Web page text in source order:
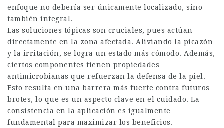
enfoque no debería ser únicamente localizado, sino
también integral.
Las soluciones tópicas son cruciales, pues actúan
directamente en la zona afectada. Aliviando la picazón
y la irritación, se logra un estado más cómodo. Además,
ciertos componentes tienen propiedades
antimicrobianas que refuerzan la defensa de la piel.
Esto resulta en una barrera más fuerte contra futuros
brotes, lo que es un aspecto clave en el cuidado. La
consistencia en la aplicación es igualmente
fundamental para maximizar los beneficios.